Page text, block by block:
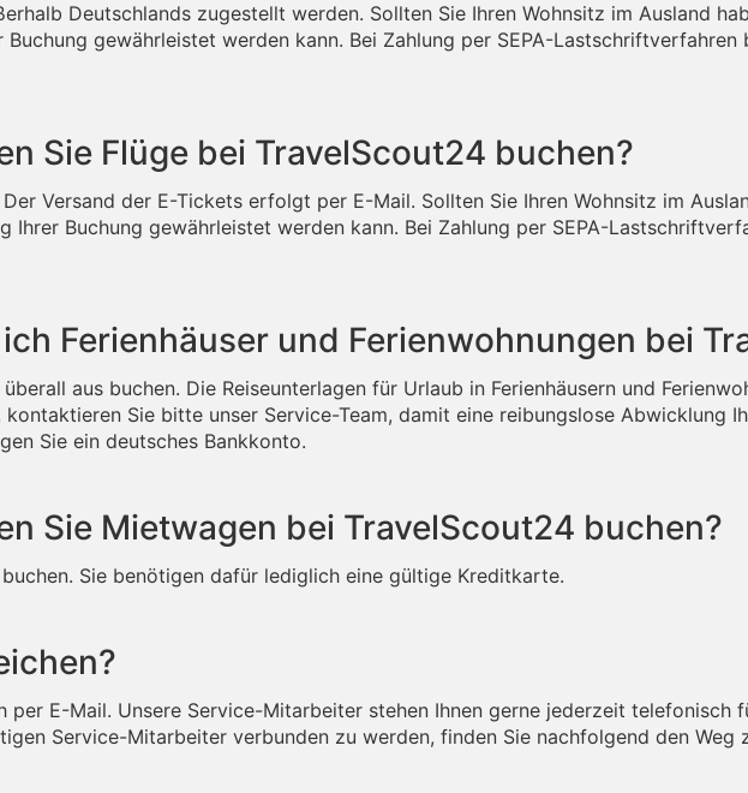
Deutschlands zugestellt werden. Sollten Sie Ihren Wohnsitz im Ausland
gewährleistet werden kann. Bei Zahlung per SEPA-Lastschriftverfahren
Sie Flüge bei TravelScout24 buchen?
Versand der E-Tickets erfolgt per E-Mail. Sollten Sie Ihren Wohnsitz im
Ihrer Buchung gewährleistet werden kann. Bei Zahlung per SEPA-
Ferienhäuser und Ferienwohnungen bei
aus buchen. Die Reiseunterlagen für Urlaub in Ferienhäusern und
Sie bitte unser Service-Team, damit eine reibungslose Abwicklung
Sie ein deutsches Bankkonto.
Sie Mietwagen bei TravelScout24 buchen?
Sie benötigen dafür lediglich eine gültige Kreditkarte.
E-Mail. Unsere Service-Mitarbeiter stehen Ihnen gerne jederzeit telefonisch
Service-Mitarbeiter verbunden zu werden, finden Sie nachfolgend den Weg